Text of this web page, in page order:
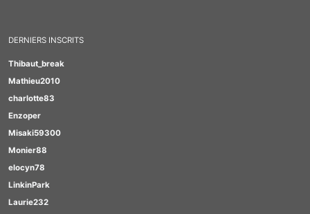
DERNIERS INSCRITS
Thibaut_break
Mathieu2010
charlotte83
Enzoper
Misaki59300
Monier88
elocyn78
LinkinPark
Laurie232